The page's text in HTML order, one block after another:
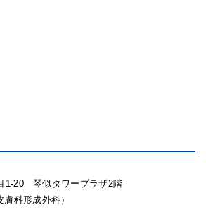
1-20 琴似タワープラザ2階
科形成外科）